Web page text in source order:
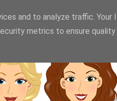
and to analyze traffic. Your
metrics to ensure